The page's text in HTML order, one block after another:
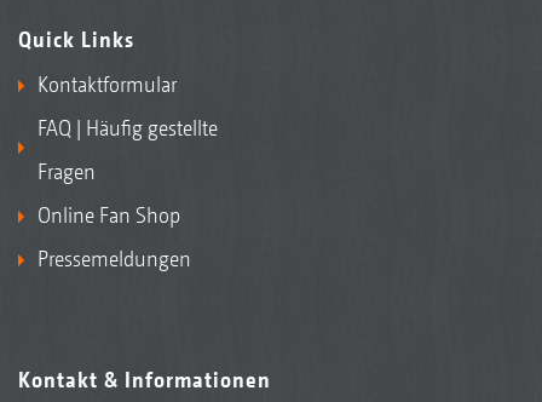
Quick Links
Kontaktformular
FAQ | Häufig gestellte
Fragen
Online Fan Shop
Pressemeldungen
Kontakt & Informationen